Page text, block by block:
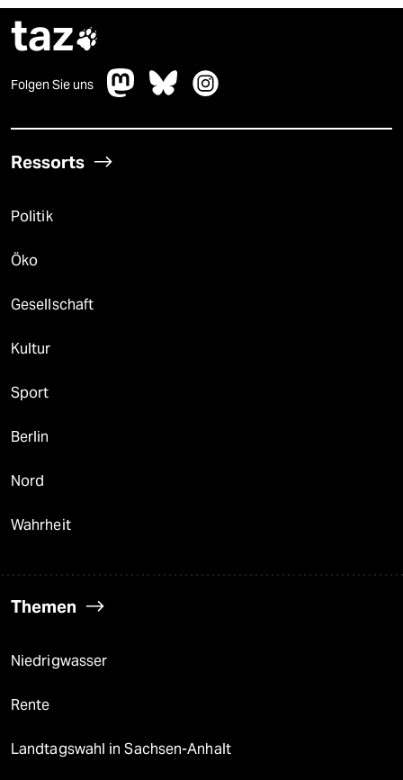
taz
Folgen Sie uns
Ressorts
Politik
Öko
Gesellschaft
Kultur
Sport
Berlin
Nord
Wahrheit
Themen
Niedrigwasser
Rente
Landtagswahl in Sachsen-Anhalt